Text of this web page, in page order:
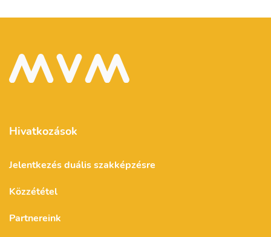
Hivatkozások
Jelentkezés duális szakképzésre
Közzététel
Partnereink